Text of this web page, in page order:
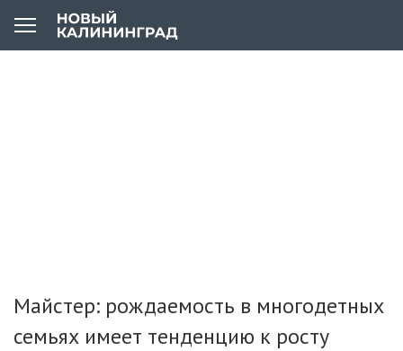
Майстер: рождаемость в многодетных
семьях имеет тенденцию к росту